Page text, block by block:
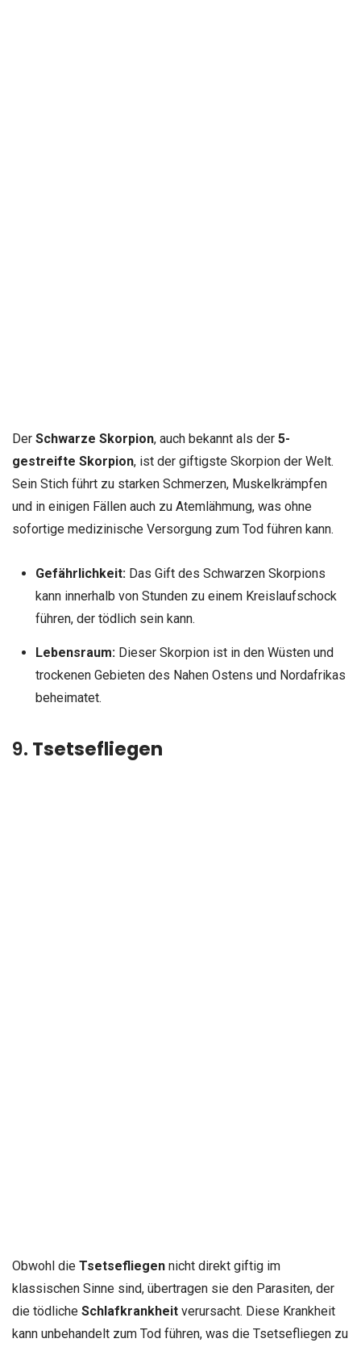
Der Schwarze Skorpion, auch bekannt als der 5-
gestreifte Skorpion, ist der giftigste Skorpion der Welt.
Sein Stich führt zu starken Schmerzen, Muskelkrämpfen
und in einigen Fällen auch zu Atemlähmung, was ohne
sofortige medizinische Versorgung zum Tod führen kann.
Gefährlichkeit:Das Gift des Schwarzen Skorpions
kann innerhalb von Stunden zu einem Kreislaufschock
führen, der tödlich sein kann.
Lebensraum:Dieser Skorpion ist in den Wüsten und
trockenen Gebieten des Nahen Ostens und Nordafrikas
beheimatet.
9. Tsetsefliegen
Obwohl die Tsetsefliegen nicht direkt giftig im
klassischen Sinne sind, übertragen sie den Parasiten, der
die tödliche Schlafkrankheit verursacht. Diese Krankheit
kann unbehandelt zum Tod führen, was die Tsetsefliegen zu